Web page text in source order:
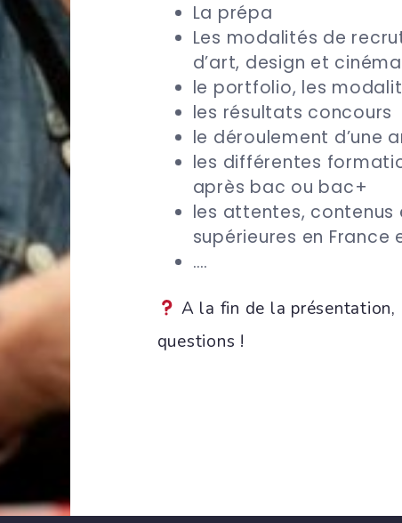
La prépa
Les modalités de
d’art, design et
le portfolio, les
les résultats concours
le déroulement d’une
les différentes
après bac ou bac+
les attentes,
supérieures en France
….
A la fin de la présentation,
questions !